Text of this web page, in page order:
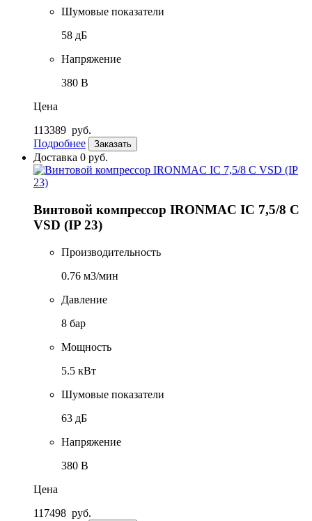
Шумовые показатели
58 дБ
Напряжение
380 В
Цена
113389 руб.
Подробнее
Заказать
Доставка 0 руб.
Винтовой компрессор IRONMAC IC 7,5/8 C
VSD (IP 23)
Производительность
0.76 м3/мин
Давление
8 бар
Мощность
5.5 кВт
Шумовые показатели
63 дБ
Напряжение
380 В
Цена
117498 руб.